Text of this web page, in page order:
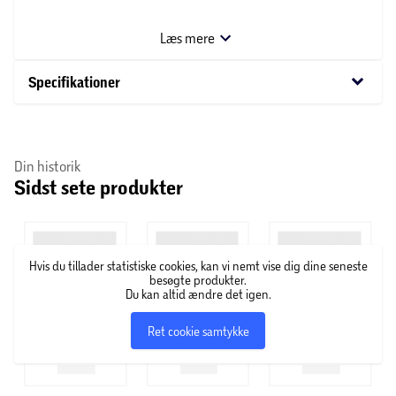
organiske linjer til dit vægarrangement. En diskret, men
Læs mere
Specifikationer keyboard_arrow_down
Din historik
Sidst sete produkter
Hvis du tillader statistiske cookies, kan vi nemt vise dig dine seneste
besøgte produkter.
Du kan altid ændre det igen.
Ret cookie samtykke